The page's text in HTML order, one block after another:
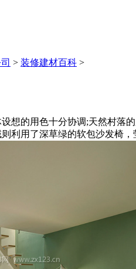
> 装修建材百科 >
的用色十分协调;天然村落的
利用了深草绿的软包沙发椅